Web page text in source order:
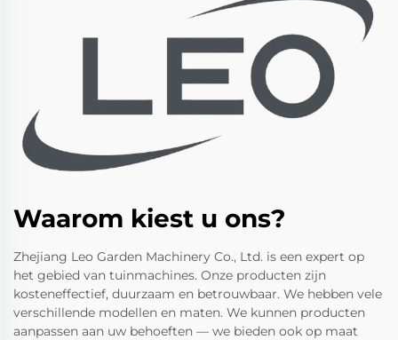
Waarom kiest u ons?
Zhejiang Leo Garden Machinery Co., Ltd. is een expert op
het gebied van tuinmachines. Onze producten zijn
kosteneffectief, duurzaam en betrouwbaar. We hebben vele
verschillende modellen en maten. We kunnen producten
aanpassen aan uw behoeften — we bieden ook op maat